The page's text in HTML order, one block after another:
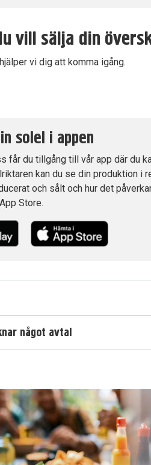
vill sälja din
vi dig att komma igång.
solel i appen
får du tillgång till vår app där du
kan du se din produktion i
och sålt och hur det
Store.
något avtal